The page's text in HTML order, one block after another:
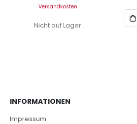
Versandkosten
Nicht auf Lager
INFORMATIONEN
Impressum